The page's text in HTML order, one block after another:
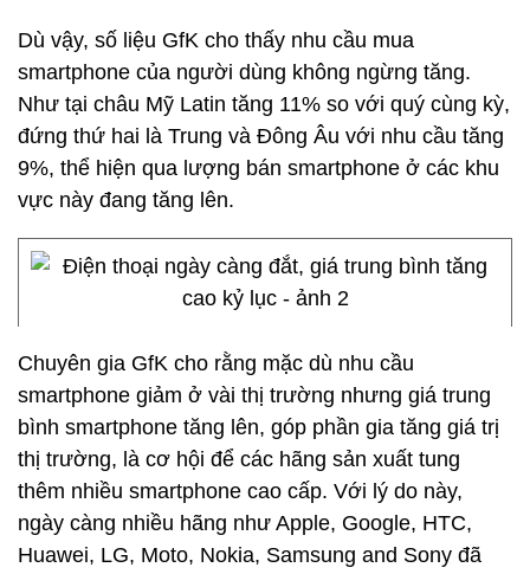
Dù vậy, số liệu GfK cho thấy nhu cầu mua
smartphone của người dùng không ngừng tăng.
Như tại châu Mỹ Latin tăng 11% so với quý cùng kỳ,
đứng thứ hai là Trung và Đông Âu với nhu cầu tăng
9%, thể hiện qua lượng bán smartphone ở các khu
vực này đang tăng lên.
Chuyên gia GfK cho rằng mặc dù nhu cầu
smartphone giảm ở vài thị trường nhưng giá trung
bình smartphone tăng lên, góp phần gia tăng giá trị
thị trường, là cơ hội để các hãng sản xuất tung
thêm nhiều smartphone cao cấp. Với lý do này,
ngày càng nhiều hãng như Apple, Google, HTC,
Huawei, LG, Moto, Nokia, Samsung and Sony đã